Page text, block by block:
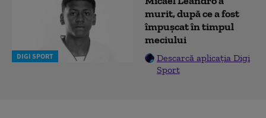
DIGI SPORT
murit, după ce a fost
împușcat în timpul
meciului
Descarcă aplicația Digi
Sport